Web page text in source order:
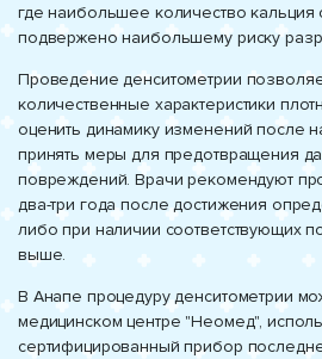
где наибольшее количество кальция
подвержено наибольшему риску
Проведение денситометрии
количественные характеристики
оценить динамику изменений после
принять меры для предотвращения
повреждений. Врачи рекомендуют
два-три года после достижения
либо при наличии соответствующих
выше.
В Анапе процедуру денситометрии
медицинском центре "Неомед",
сертифицированный прибор